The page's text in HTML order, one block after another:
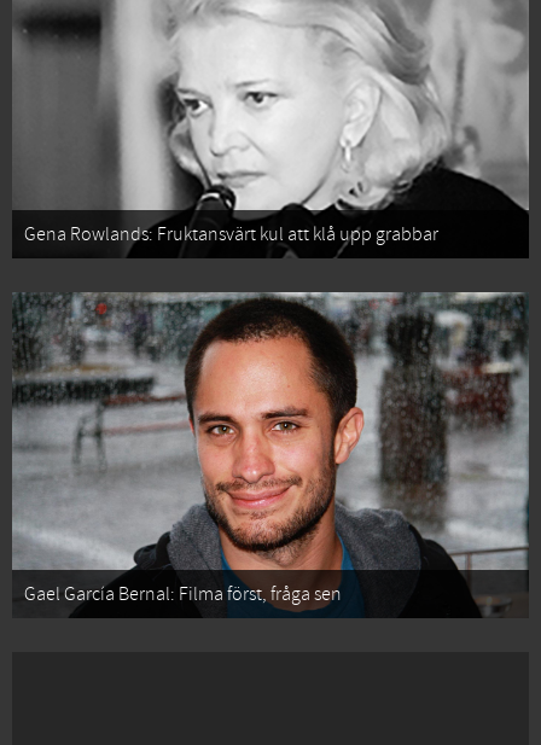
Gena Rowlands: Fruktansvärt kul att klå upp grabbar
Gael García Bernal: Filma först, fråga sen